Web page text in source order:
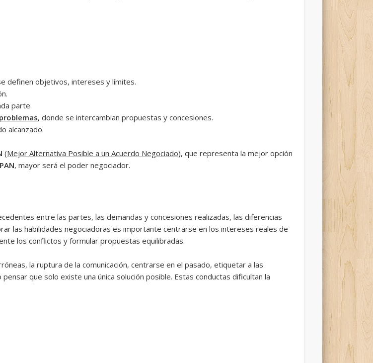
definen objetivos, intereses y límites.
parte.
, donde se intercambian propuestas y concesiones.
alcanzado.
(Mejor Alternativa Posible a un Acuerdo Negociado), que representa la mejor opción
, mayor será el poder negociador.
entre las partes, las demandas y concesiones realizadas, las diferencias
las habilidades negociadoras es importante centrarse en los intereses reales de
los conflictos y formular propuestas equilibradas.
la ruptura de la comunicación, centrarse en el pasado, etiquetar a las
que solo existe una única solución posible. Estas conductas dificultan la